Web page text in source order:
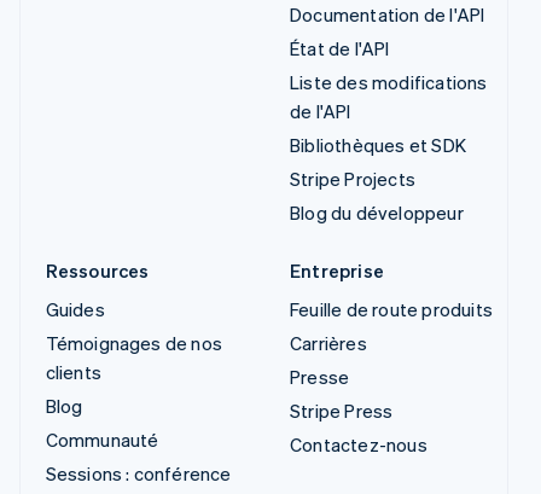
Documentation de l'API
État de l'API
Liste des modifications
de l'API
Bibliothèques et SDK
Stripe Projects
Blog du développeur
Ressources
Guides
Témoignages de nos
clients
Blog
Communauté
Sessions : conférence
Entreprise
Feuille de route produits
Carrières
Presse
Stripe Press
Contactez-nous